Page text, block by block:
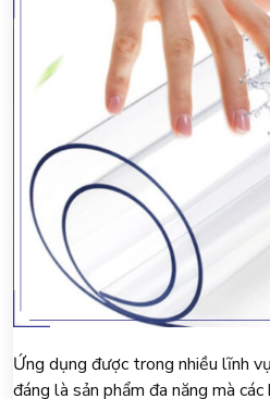
Ứng dụng được trong nhiều lĩnh
đáng là sản phẩm đa năng mà các